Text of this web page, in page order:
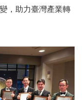
，助力臺灣產業轉